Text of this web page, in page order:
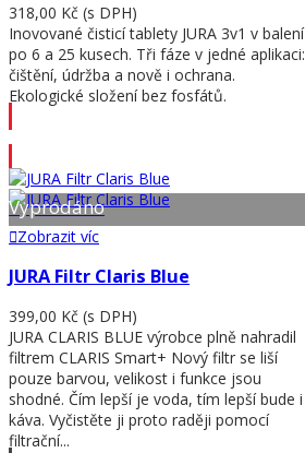
318,00 Kč (s DPH)
Inovované čisticí tablety JURA 3v1 v balení
po 6 a 25 kusech. Tři fáze v jedné aplikaci:
čištění, údržba a nově i ochrana.
Ekologické složení bez fosfátů.
Vyprodáno
Zobrazit víc
JURA Filtr Claris Blue
399,00 Kč (s DPH)
JURA CLARIS BLUE výrobce plně nahradil
filtrem CLARIS Smart+ Nový filtr se liší
pouze barvou, velikost i funkce jsou
shodné. Čím lepší je voda, tím lepší bude i
káva. Vyčistěte ji proto raději pomocí
filtrační...